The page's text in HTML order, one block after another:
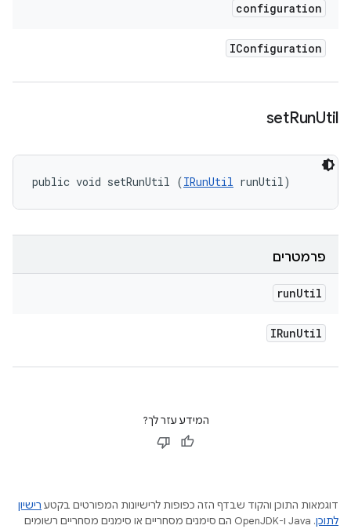
configuration
IConfiguration
setRunUtil
public void setRunUtil (IRunUtil runUtil)
פרמטרים
runUtil
IRunUtil
המידע עזר לך?
דוגמאות התוכן והקוד שבדף הזה כפופות לרישיונות המפורטים בקטע רישיון
לתוכן
.‏ Java ו-OpenJDK הם סימנים מסחריים או סימנים מסחריים רשומים